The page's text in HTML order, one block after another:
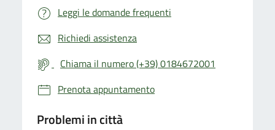
Leggi le domande frequenti
Richiedi assistenza
Chiama il numero (+39) 0184672001
Prenota appuntamento
Problemi in città